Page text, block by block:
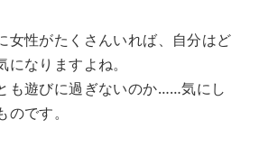
女性がたくさんいれば、自分はど
なりますよね。
も遊びに過ぎないのか……気にし
です。